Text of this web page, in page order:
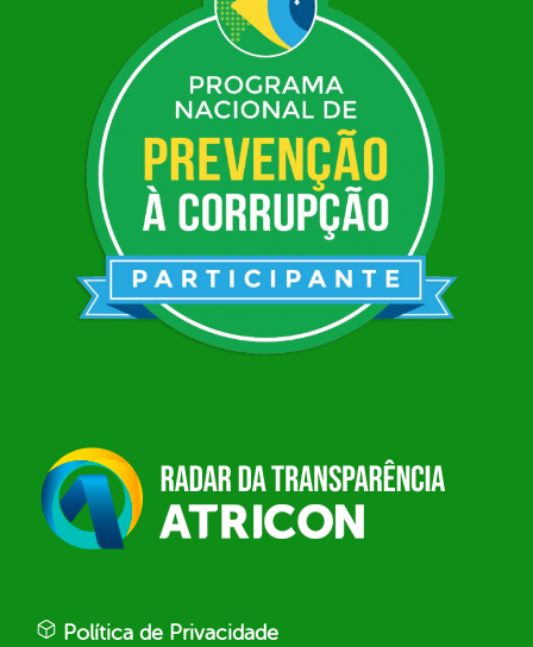
Política de Privacidade